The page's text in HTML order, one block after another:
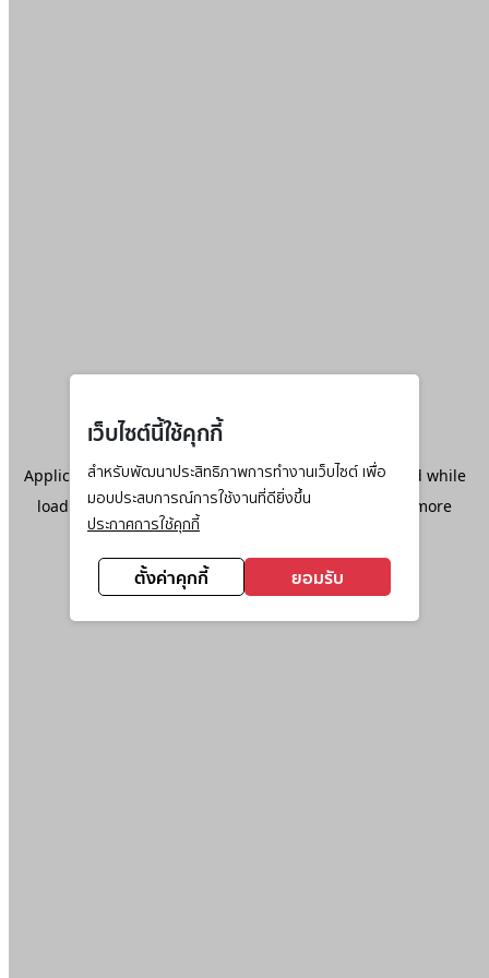
เว็บไซต์นี้ใช้คุกกี้
สำหรับพัฒนาประสิทธิภาพการทำงานเว็บไซต์ เพื่อ
มอบประสบการณ์การใช้งานที่ดียิ่งขึ้น
ประกาศการใช้คุกกี้
ตั้งค่าคุกกี้ ยอมรับ
Application error: aclient-side exception has occurred while
loadingwww.ktc.co.th(see the browser console
for more
information).